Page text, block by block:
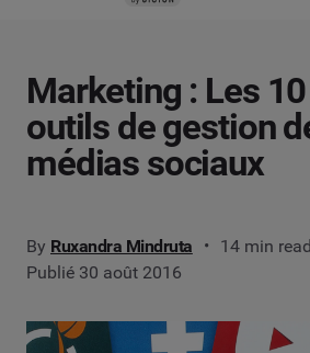
Marketing : Les
outils de gestion
médias sociaux
By Ruxandra Mindruta
14 min read
Publié 30 août 2016